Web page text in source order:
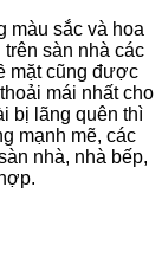
màu sắc và hoa
sàn nhà các
mặt cũng được
mái nhất cho
bị lãng quên thì
mạnh mẽ, các
nhà, nhà bếp,